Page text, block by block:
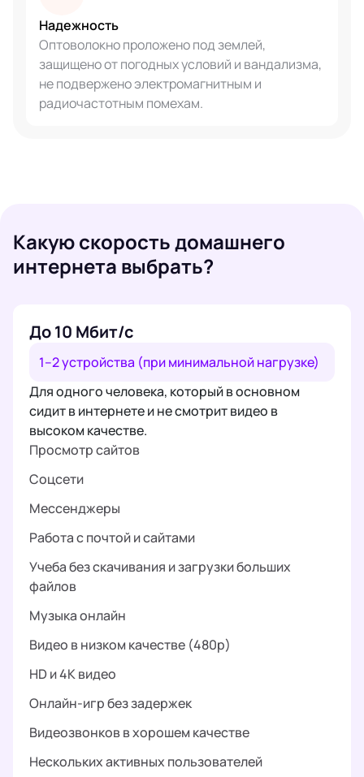
Надежность
Оптоволокно проложено под землей,
защищено от погодных условий и вандализма,
не подвержено электромагнитным и
радиочастотным помехам.
Какую скорость домашнего
интернета выбрать?
До 10 Мбит/с
1–2 устройства (при минимальной нагрузке)
Для одного человека, который в основном
сидит в интернете и не смотрит видео в
высоком качестве.
Просмотр сайтов
Соцсети
Мессенджеры
Работа с почтой и сайтами
Учеба без скачивания и загрузки больших
файлов
Музыка онлайн
Видео в низком качестве (480p)
HD и 4K видео
Онлайн-игр без задержек
Видеозвонков в хорошем качестве
Нескольких активных пользователей